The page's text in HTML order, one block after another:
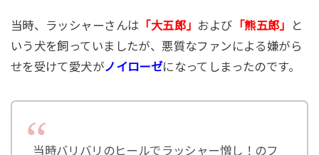
当時、ラッシャーさんは 「大五郎」 および 「熊五郎」
と
いう犬を飼っていましたが、悪質なファンによる嫌がら
せを受けて愛犬が ノイローゼになってしまったのです。
当時バリバリのヒールでラッシャー憎し！のフ